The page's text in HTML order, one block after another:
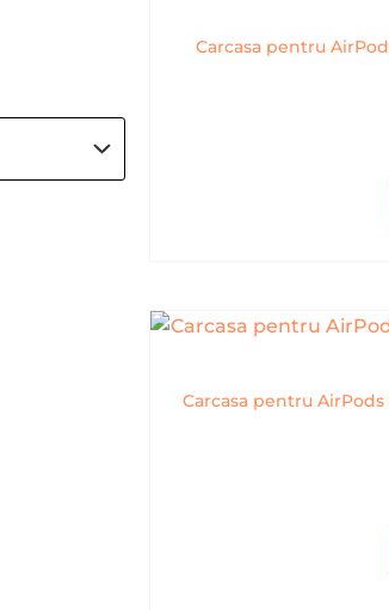
Carcasa pentru
Carcasa pentru